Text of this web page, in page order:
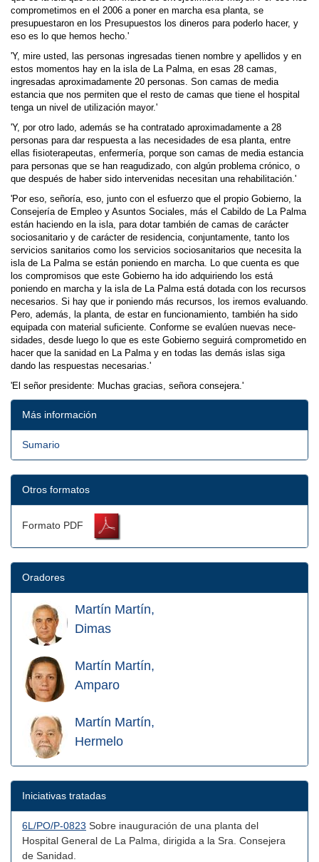
comprometimos en el 2006 a poner en marcha esa planta, se
presupuestaron en los Presupuestos los dineros para poderlo hacer, y
eso es lo que hemos hecho.'
'Y, mire usted, las personas ingresadas tienen nombre y apellidos y en
estos momentos hay en la isla de La Palma, en esas 28 camas,
ingresadas aproximadamente 20 personas. Son camas de media
estancia que nos permiten que el resto de camas que tiene el hospital
tenga un nivel de utilización mayor.'
'Y, por otro lado, además se ha contratado aproximadamente a 28
personas para dar respuesta a las necesidades de esa planta, entre
ellas fisioterapeutas, enfermería, porque son camas de media estancia
para personas que se han reagudizado, con algún problema crónico, o
que después de haber sido intervenidas necesitan una rehabilitación.'
'Por eso, señoría, eso, junto con el esfuerzo que el propio Gobierno, la
Consejería de Empleo y Asuntos Sociales, más el Cabildo de La Palma
están haciendo en la isla, para dotar también de camas de carácter
sociosanitario y de carácter de residencia, conjuntamente, tanto los
servicios sanitarios como los servicios sociosanitarios que necesita la
isla de La Palma se están poniendo en marcha. Lo que cuenta es que
los compromisos que este Gobierno ha ido adquiriendo los está
poniendo en marcha y la isla de La Palma está dotada con los recursos
necesarios. Si hay que ir poniendo más recursos, los iremos evaluando.
Pero, además, la planta, de estar en funcio­namiento, también ha sido
equipada con material suficiente. Conforme se evalúen nuevas nece­
sidades, desde luego lo que es este Gobierno seguirá comprometido en
hacer que la sanidad en La Palma y en todas las demás islas siga
dando las respuestas necesarias.'
'El señor presidente: Muchas gracias, señora consejera.'
Más información
Sumario
Otros formatos
Formato PDF
Oradores
Martín Martín,
Dimas
Martín Martín,
Amparo
Martín Martín,
Hermelo
Iniciativas tratadas
6L/PO/P-0823 Sobre inauguración de una planta del
Hospital General de La Palma, dirigida a la Sra. Consejera
de Sanidad.